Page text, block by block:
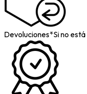
Devoluciones*Si no